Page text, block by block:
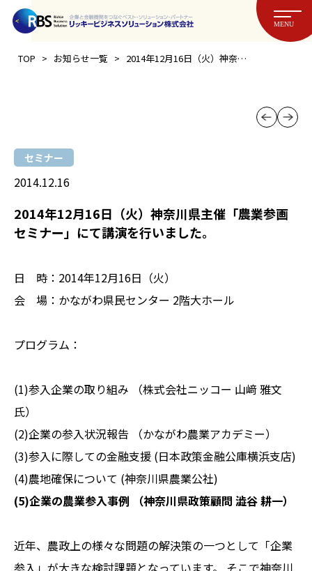
MENU
TOP > お知らせ一覧 > 2014年12月16日（火）神奈川県主催「農業参画セミナー」にて講演を行いました。
セミナー
2014.12.16
2014年12月16日（火）神奈川県主催「農業参画
セミナー」にて講演を行いました。
日 時：2014年12月16日（火）
会 場：かながわ県民センター 2階大ホール
プログラム：
(1)参入企業の取り組み （株式会社ニッコー 山﨑 雅文
氏）
(2)企業の参入状況報告 （かながわ農業アカデミー）
(3)参入に際しての金融支援 (日本政策金融公庫横浜支店)
(4)農地確保について (神奈川県農業公社)
(5)企業の農業参入事例 （神奈川県政策顧問 澁谷 耕一）
近年、農政上の様々な問題の解決策の一つとして「企業